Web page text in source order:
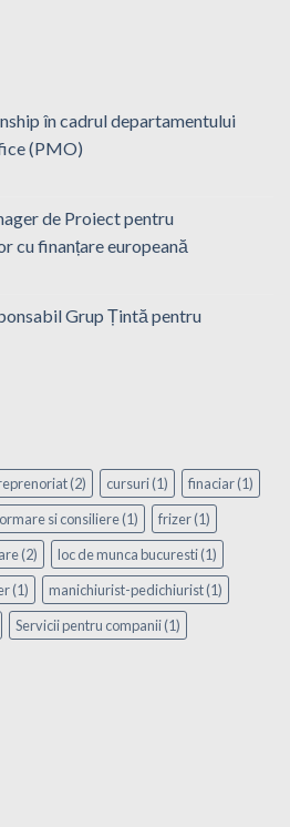
în cadrul departamentului
(PMO)
de Proiect pentru
cu finanțare europeană
Grup Țintă pentru
(2) cursuri(1) finaciar(1)
si consiliere(1) frizer(1)
(2) loc de munca bucuresti(1)
(1) manichiurist-pedichiurist(1)
Servicii pentru companii(1)